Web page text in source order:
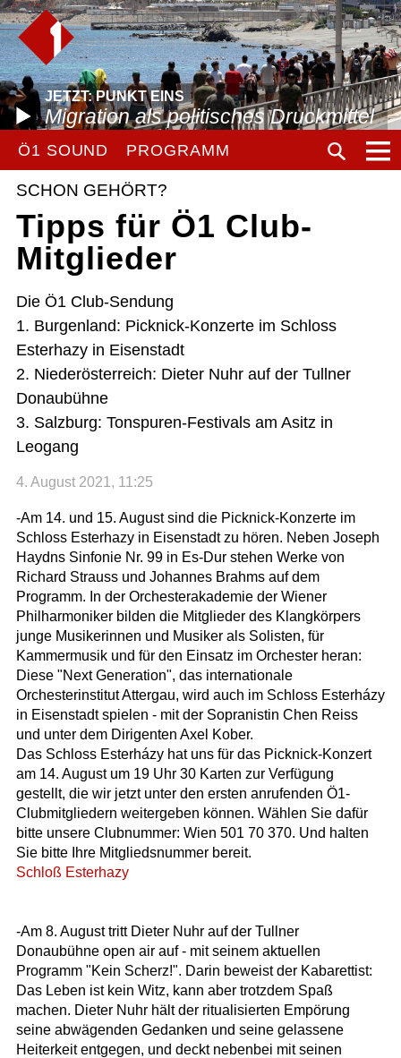
JETZT: PUNKT EINS
Migration als politisches Druckmittel
Ö1 SOUND PROGRAMM
SCHON GEHÖRT?
Tipps für Ö1 Club-
Mitglieder
Die Ö1 Club-Sendung
1. Burgenland: Picknick-Konzerte im Schloss
Esterhazy in Eisenstadt
2. Niederösterreich: Dieter Nuhr auf der Tullner
Donaubühne
3. Salzburg: Tonspuren-Festivals am Asitz in
Leogang
4. August 2021, 11:25
-Am 14. und 15. August sind die Picknick-Konzerte im
Schloss Esterhazy in Eisenstadt zu hören. Neben Joseph
Haydns Sinfonie Nr. 99 in Es-Dur stehen Werke von
Richard Strauss und Johannes Brahms auf dem
Programm. In der Orchesterakademie der Wiener
Philharmoniker bilden die Mitglieder des Klangkörpers
junge Musikerinnen und Musiker als Solisten, für
Kammermusik und für den Einsatz im Orchester heran:
Diese "Next Generation", das internationale
Orchesterinstitut Attergau, wird auch im Schloss Esterházy
in Eisenstadt spielen - mit der Sopranistin Chen Reiss
und unter dem Dirigenten Axel Kober.
Das Schloss Esterházy hat uns für das Picknick-Konzert
am 14. August um 19 Uhr 30 Karten zur Verfügung
gestellt, die wir jetzt unter den ersten anrufenden Ö1-
Clubmitgliedern weitergeben können. Wählen Sie dafür
bitte unsere Clubnummer: Wien 501 70 370. Und halten
Sie bitte Ihre Mitgliedsnummer bereit.
Schloß Esterhazy
-Am 8. August tritt Dieter Nuhr auf der Tullner
Donaubühne open air auf - mit seinem aktuellen
Programm "Kein Scherz!". Darin beweist der Kabarettist:
Das Leben ist kein Witz, kann aber trotzdem Spaß
machen. Dieter Nuhr hält der ritualisierten Empörung
seine abwägenden Gedanken und seine gelassene
Heiterkeit entgegen, und deckt nebenbei mit seinen